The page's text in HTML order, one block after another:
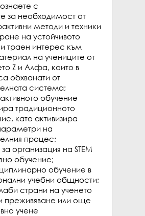
с
за необходимост от
методи и техники
на устойчивото
траен интерес към
на учениците от
Z и Алфа, които в
обхванати от
система;
обучение
традиционното
като активизира
на
процес;
организация на STEM
обучение;
обучение в
учебни общности;
страни на ученето
преживяване или още
учене